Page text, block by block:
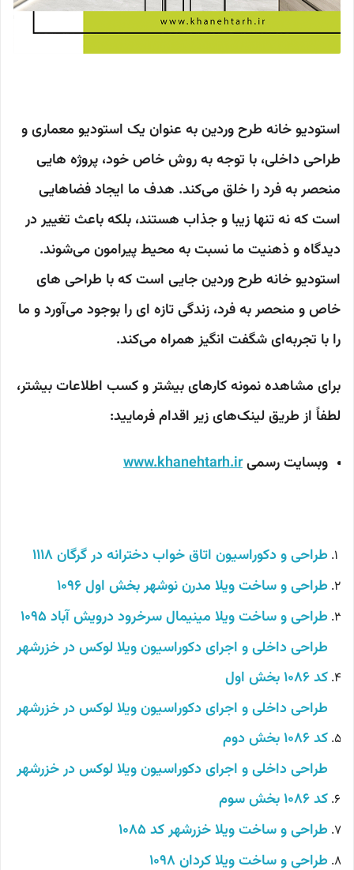
استودیو خانه طرح وردین به عنوان یک استودیو معماری و
طراحی داخلی، با توجه به روش خاص خود، پروژه هایی
منحصر به فرد را خلق می‌کند. هدف ما ایجاد فضاهایی
است که نه تنها زیبا و جذاب هستند، بلکه باعث تغییر در
دیدگاه و ذهنیت ما نسبت به محیط پیرامون می‌شوند.
استودیو خانه طرح وردین جایی است که با طراحی های
خاص و منحصر به فرد، زندگی تازه ای را بوجود می‌آورد و ما
را با تجربه‌ای شگفت انگیز همراه می‌کند.
برای مشاهده نمونه کارهای بیشتر و کسب اطلاعات بیشتر،
لطفاً از طریق لینک‌های زیر اقدام فرمایید:
وبسایت رسمیwww.khanehtarh.ir
طراحی و دکوراسیون اتاق خواب دخترانه در گرگان 1118
طراحی و ساخت ویلا مدرن نوشهر بخش اول 1096
طراحی و ساخت ویلا مینیمال سرخرود درویش آباد 1095
طراحی داخلی و اجرای دکوراسیون ویلا لوکس در خزرشهر
کد 1086 بخش اول
طراحی داخلی و اجرای دکوراسیون ویلا لوکس در خزرشهر
کد 1086 بخش دوم
طراحی داخلی و اجرای دکوراسیون ویلا لوکس در خزرشهر
کد 1086 بخش سوم
طراحی و ساخت ویلا خزرشهر کد 1085
طراحی و ساخت ویلا کردان 1098